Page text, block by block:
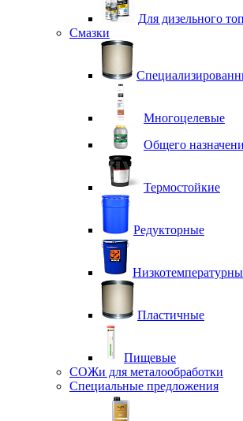
Для дизельного
Смазки
Многоцелевые
Общего
Термостойкие
Редукторные
Пластичные
Пищевые
СОЖи для металообработки
Специальные предложения